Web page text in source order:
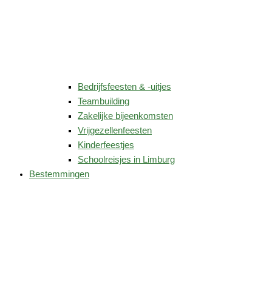
Bedrijfsfeesten & -uitjes
Teambuilding
Zakelijke bijeenkomsten
Vrijgezellenfeesten
Kinderfeestjes
Schoolreisjes in Limburg
Bestemmingen